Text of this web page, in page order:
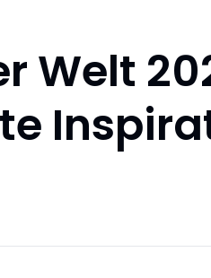
Welt